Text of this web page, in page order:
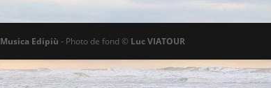
Musica Edipiù - Photo de fond © Luc VIATOUR